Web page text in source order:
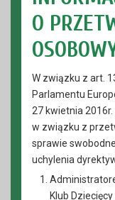
O
W związku z art.
Parlamentu
27 kwietnia
w związku z
sprawie
uchylenia
Klub